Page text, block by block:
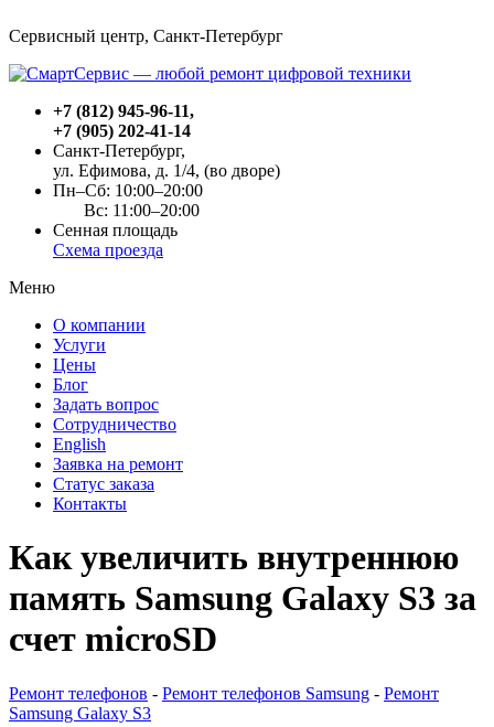
Сервисный центр, Cанкт-Петербург
+7 (812) 945-96-11,
+7 (905) 202-41-14
Санкт-Петербург,
ул. Ефимова, д. 1/4, (во дворе)
Пн–Сб: 10:00–20:00
Вс: 11:00–20:00
Сенная площадь
Схема проезда
Меню
О компании
Услуги
Цены
Блог
Задать вопрос
Сотрудничество
English
Заявка на ремонт
Статус заказа
Контакты
Как увеличить внутреннюю
память Samsung Galaxy S3 за
счет microSD
Ремонт телефонов - Ремонт телефонов Samsung - Ремонт
Samsung Galaxy S3